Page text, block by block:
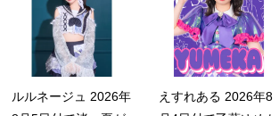
ルルネージュ 2026年
えすれある 2026年8